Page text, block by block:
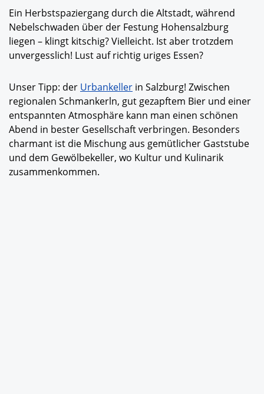
Ein Herbstspaziergang durch die Altstadt, während
Nebelschwaden über der Festung Hohensalzburg
liegen – klingt kitschig? Vielleicht. Ist aber trotzdem
unvergesslich! Lust auf richtig uriges Essen?
Unser Tipp: der Urbankeller in Salzburg! Zwischen
regionalen Schmankerln, gut gezapftem Bier und einer
entspannten Atmosphäre kann man einen schönen
Abend in bester Gesellschaft verbringen. Besonders
charmant ist die Mischung aus gemütlicher Gaststube
und dem Gewölbekeller, wo Kultur und Kulinarik
zusammenkommen.